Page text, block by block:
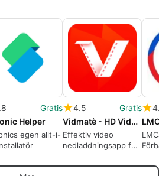
Gratis
Helper
egen allt-i-
4.5
Gratis
Vidmatè - HD Video Downloader
Effektiv video
nedladdningsapp för